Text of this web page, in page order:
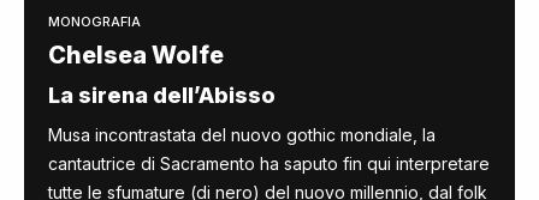
MONOGRAFIA
Chelsea Wolfe
La sirena dell’Abisso
Musa incontrastata del nuovo gothic mondiale, la
cantautrice di Sacramento ha saputo fin qui interpretare
tutte le sfumature (di nero) del nuovo millennio, dal folk